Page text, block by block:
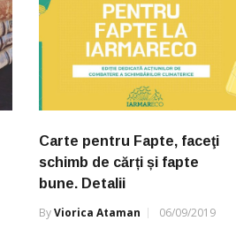
Carte pentru Fapte, faceţi
schimb de cărți și fapte
bune. Detalii
ByViorica Ataman 06/09/2019